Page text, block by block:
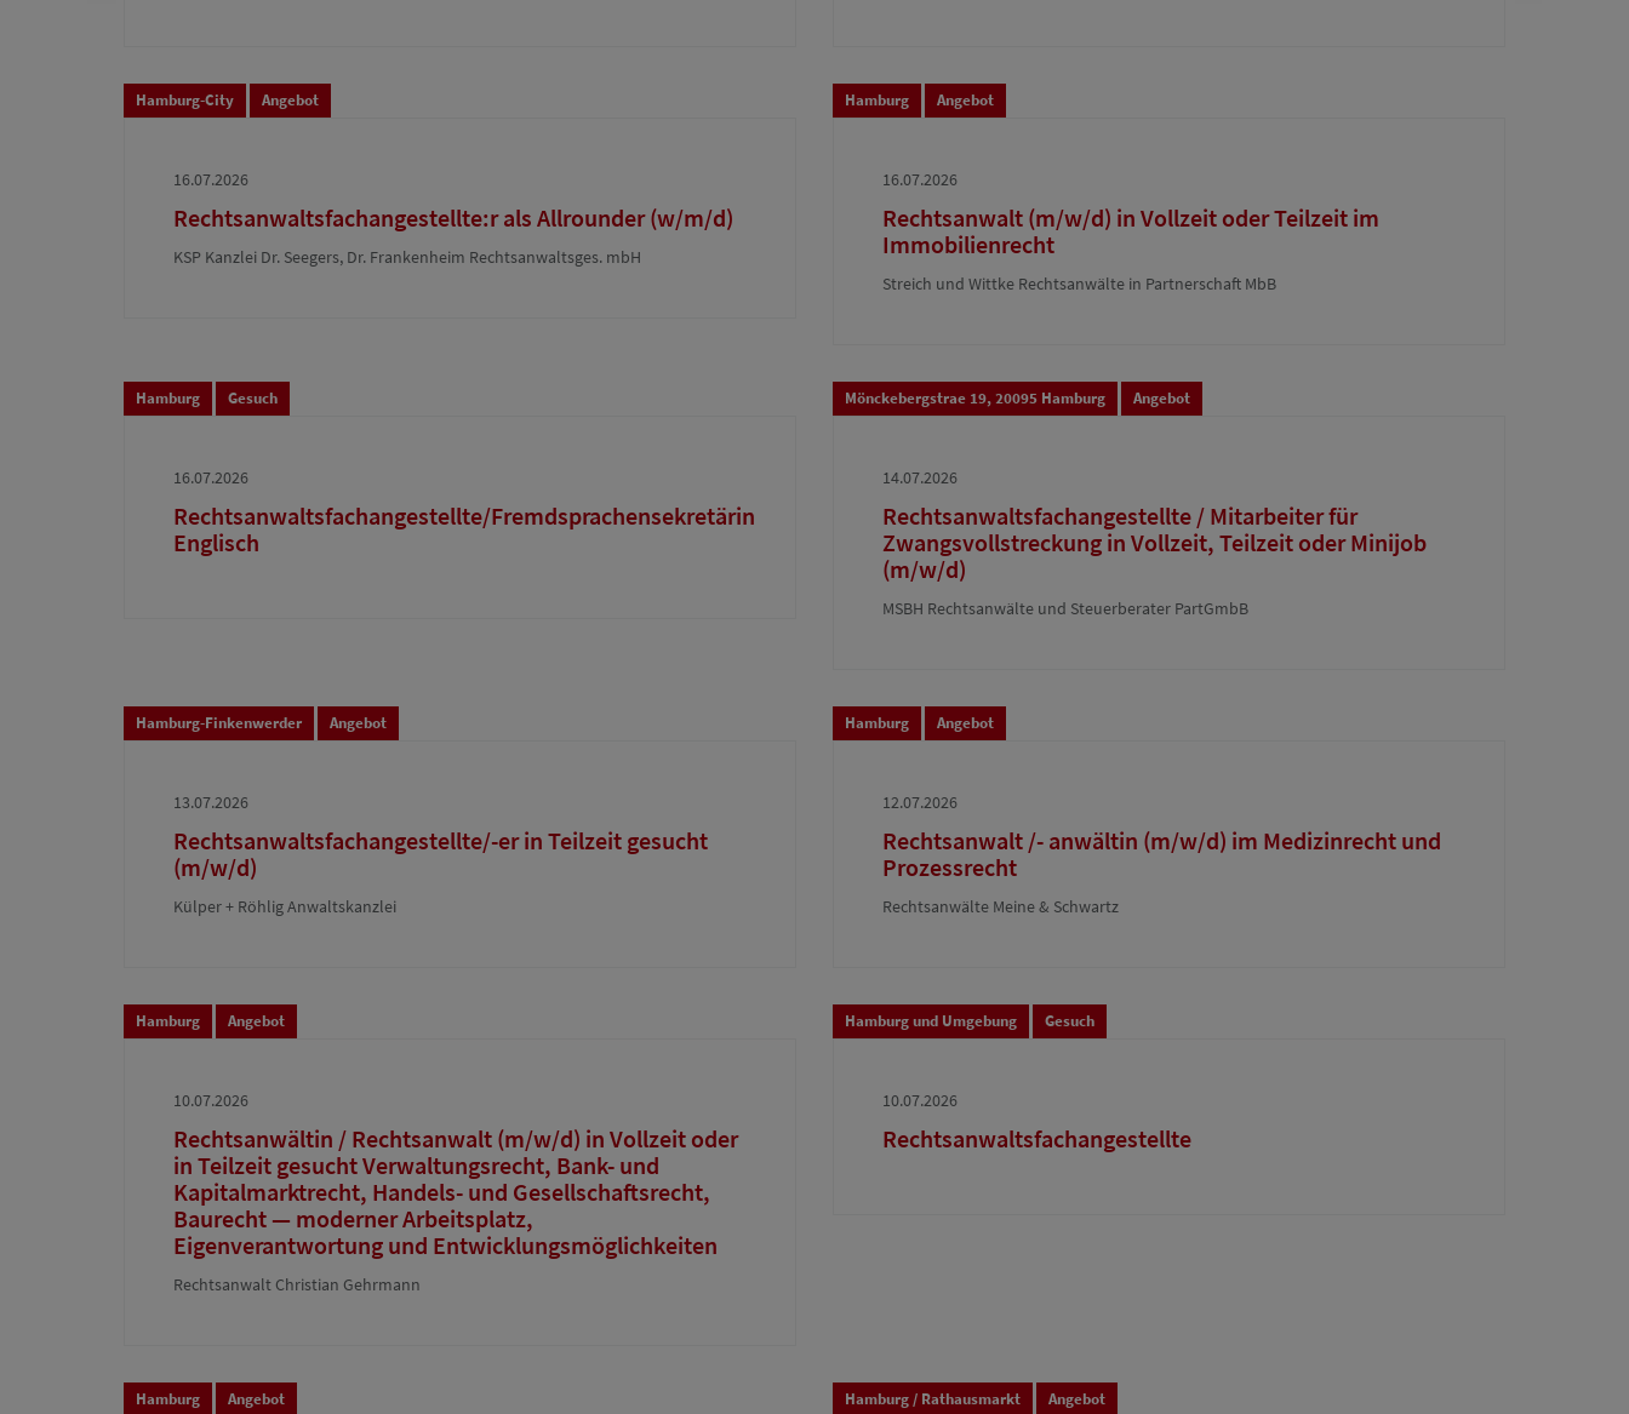
Hamburg-City Angebot
16.07.2026
Rechtsanwaltsfachangestellte:r als Allrounder (w/m/d)
KSP Kanzlei Dr. Seegers, Dr. Frankenheim Rechtsanwaltsges. mbH
Hamburg Angebot
16.07.2026
Rechtsanwalt (m/w/d) in Vollzeit oder Teilzeit im
Immobilienrecht
Streich und Wittke Rechtsanwälte in Partnerschaft MbB
Hamburg Gesuch
16.07.2026
Rechtsanwaltsfachangestellte/Fremdsprachensekretärin
Englisch
Mönckebergstrae 19, 20095 Hamburg Angebot
14.07.2026
Rechtsanwaltsfachangestellte / Mitarbeiter für
Zwangsvollstreckung in Vollzeit, Teilzeit oder Minijob
(m/w/d)
MSBH Rechtsanwälte und Steuerberater PartGmbB
Hamburg-Finkenwerder Angebot
13.07.2026
Rechtsanwaltsfachangestellte/-er in Teilzeit gesucht
(m/w/d)
Külper + Röhlig Anwaltskanzlei
Hamburg Angebot
12.07.2026
Rechtsanwalt /- anwältin (m/w/d) im Medizinrecht und
Prozessrecht
Rechtsanwälte Meine & Schwartz
Hamburg Angebot
10.07.2026
Rechtsanwältin / Rechtsanwalt (m/w/d) in Vollzeit oder
in Teilzeit gesucht Verwaltungsrecht, Bank- und
Kapitalmarktrecht, Handels- und Gesellschaftsrecht,
Baurecht — moderner Arbeitsplatz,
Eigenverantwortung und Entwicklungsmöglichkeiten
Rechtsanwalt Christian Gehrmann
Hamburg und Umgebung Gesuch
10.07.2026
Rechtsanwaltsfachangestellte
Hamburg Angebot Hamburg / Rathausmarkt Angebot